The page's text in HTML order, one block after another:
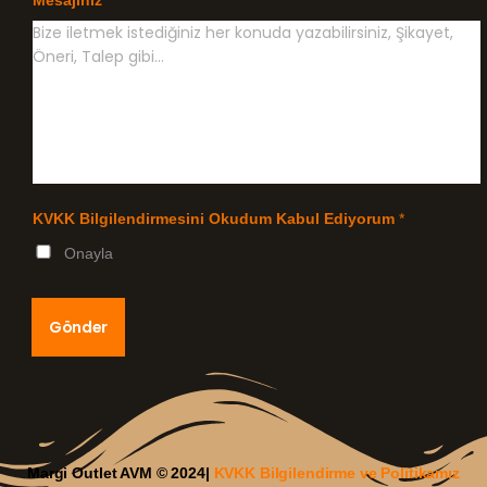
KVKK Bilgilendirmesini Okudum Kabul Ediyorum *
Onayla
Gönder
Margi Outlet AVM © 2024| KVKK Bilgilendirme ve Politikamız